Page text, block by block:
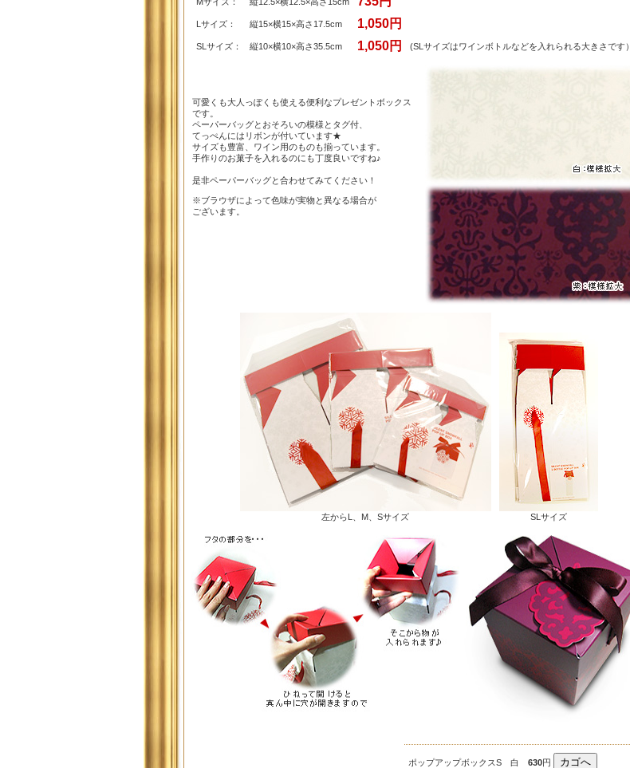
Lサイズ： 縦15×横15×高さ17.5cm 1,050円
SLサイズ： 縦10×横10×高さ35.5cm 1,050円 (SLサイズはワインボトルなどを入れられる大きさです）
可愛くも大人っぽくも使える便利なプレゼントボックス
です。
ペーパーバッグとおそろいの模様とタグ付、
てっぺんにはリボンが付いています★
サイズも豊富、ワイン用のものも揃っています。
手作りのお菓子を入れるのにも丁度良いですね♪
是非ペーパーバッグと合わせてみてください！
※ブラウザによって色味が実物と異なる場合が
ございます。
左からL、M、Sサイズ SLサイズ
ポップアップボックスS 白 630円